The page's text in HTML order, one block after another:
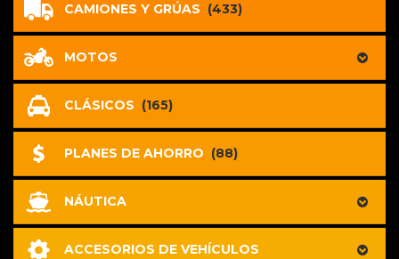
CAMIONES Y GRÚAS (433)
MOTOS
CLÁSICOS (165)
PLANES DE AHORRO (88)
NÁUTICA
ACCESORIOS DE VEHÍCULOS